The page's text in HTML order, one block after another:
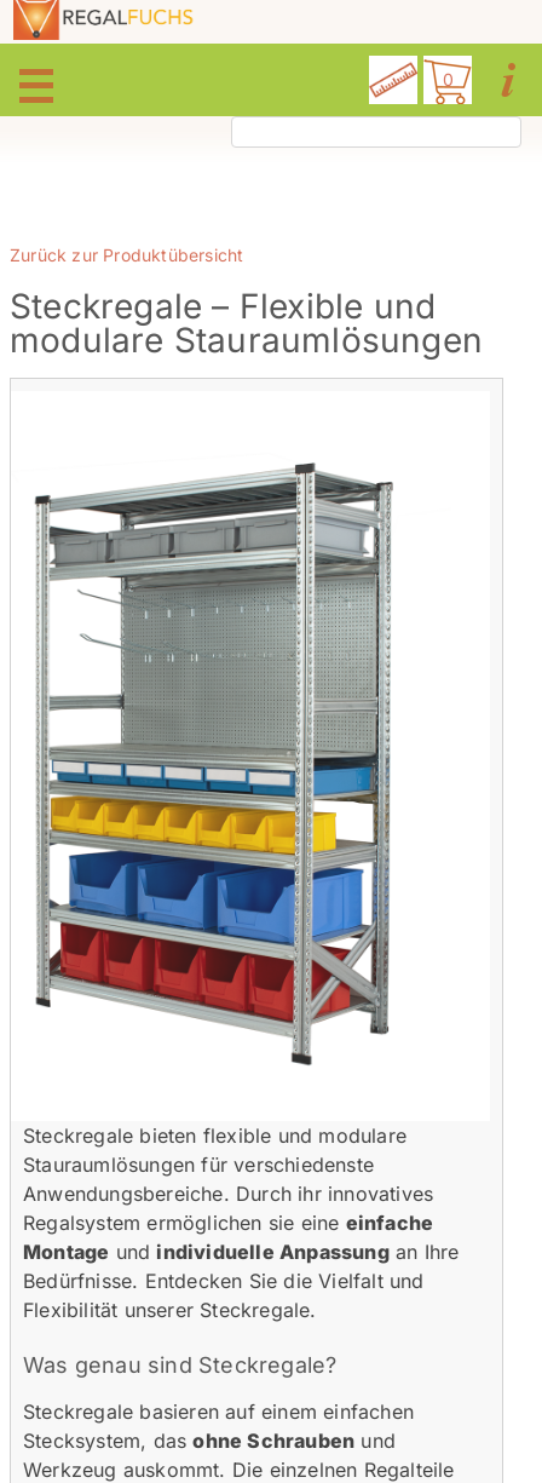
0
Zurück zur Produktübersicht
Steckregale – Flexible und
modulare Stauraumlösungen
Steckregale bieten flexible und modulare
Stauraumlösungen für verschiedenste
Anwendungsbereiche. Durch ihr innovatives
Regalsystem ermöglichen sie eine einfache
Montage und individuelle Anpassungan Ihre
Bedürfnisse. Entdecken Sie die Vielfalt und
Flexibilität unserer Steckregale.
Was genau sind Steckregale?
Steckregale basieren auf einem einfachen
Stecksystem, dasohne Schrauben und
Werkzeug auskommt. Die einzelnen Regalteile